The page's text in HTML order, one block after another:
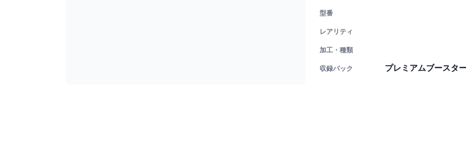
型番
レアリティ
加工・種類
収録パック プレミアムブースタ